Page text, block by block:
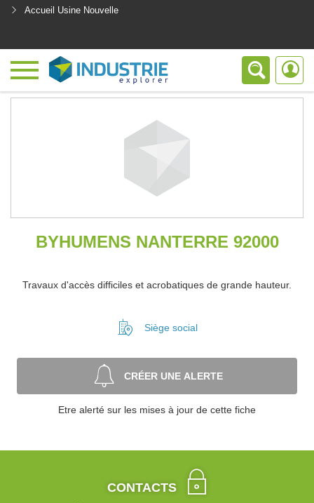
Accueil Usine Nouvelle
BYHUMENS NANTERRE 92000
Travaux d'accès difficiles et acrobatiques de grande hauteur.
Siège social
CRÉER UNE ALERTE
Etre alerté sur les mises à jour de cette fiche
CONTACTS